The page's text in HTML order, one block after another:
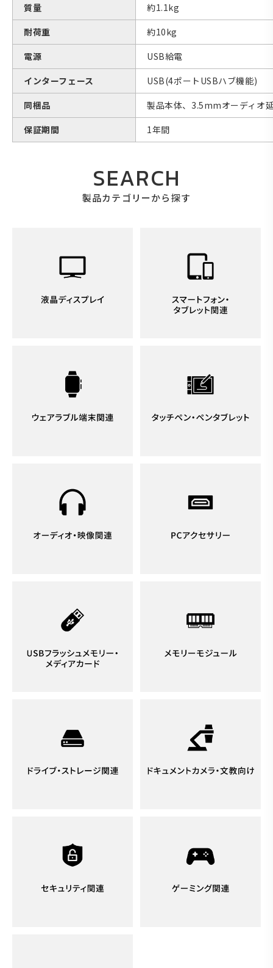
質量
約1.1kg
耐荷重
約10kg
電源
USB給電
インターフェース
USB(4ポートUSBハブ機能)
同梱品
製品本体、3.5mmオーディオ
保証期間
1年間
SEARCH
製品カテゴリーから探す